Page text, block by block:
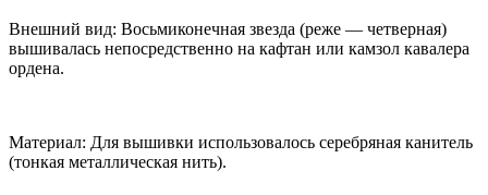
Внешний вид: Восьмиконечная звезда (реже — четверная)
вышивалась непосредственно на кафтан или камзол кавалера
ордена.
Материал: Для вышивки использовалось серебряная канитель
(тонкая металлическая нить).